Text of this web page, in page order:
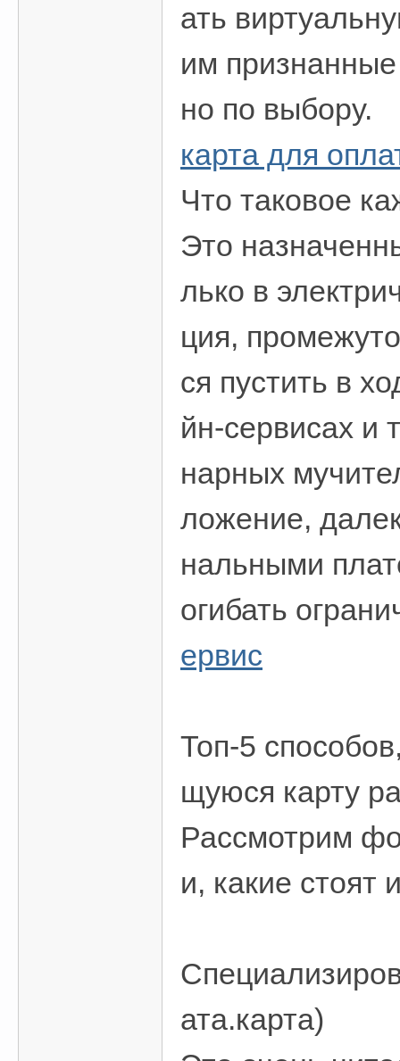
ать
им
но по выбору.
карта для
Что таковое
Это
лько в
ция,
ся пустить в
йн-сервисах и
нарных
ложение,
нальными
огибать
ервис
Топ-5
щуюся карту
Рассмотрим
и, какие стоят
ата.карта)